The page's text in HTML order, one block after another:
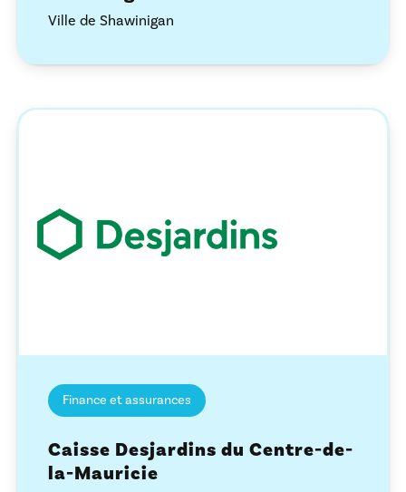
Ville de Shawinigan
Finance et assurances
Caisse Desjardins du Centre-de-
la-Mauricie